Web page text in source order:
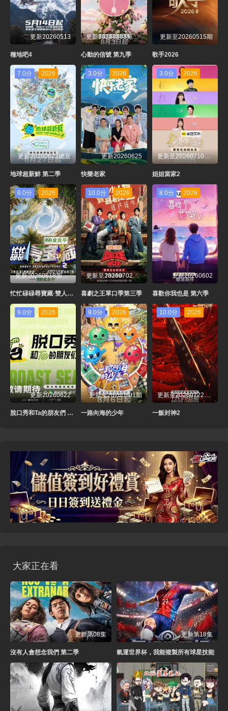
20260729歌手後花園 20260730超前營業第13期 20260731第11期 20260801純享版
20260801加更版第11期 20260805歌手後花園第11期 20260807
20260808第12期純享版 20260808加更版第12期
更新20260513
種地吧4
更新20260803第1期上
心動的信號 第九季
更新至20260515期
歌手2026
7.0分 2026
更新20260623總宣
地球超新鮮 第二季
3.0分 2026
更新20260625
快樂老家
3.0分 2026
更新至20260710先導片
姐姐當家2
6.0分 2026
更新20260618加時篇果TV
忙忙碌碌尋寶藏·雙人成行季
10.0分 2026
更新至20260702先導片
喜劇之王單口季第三季
8.0分 2026
更新20260602
喜歡你我也是 第六季
9.0分 2026
更新20260622
脫口秀和Ta的朋友們 第三季
9.0分 2026
更新至20260801期
一路向海的少年
10.0分 2026
更新至20260722先導片
一飯封神2
大家正在看
更新第08集
沒有人會想念我們 第二季
更新第18集
氣運世界杯，我能複製所有球星技能